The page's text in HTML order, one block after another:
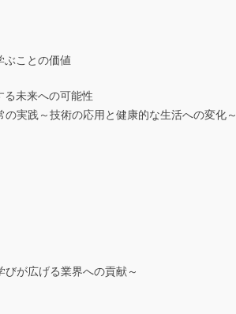
ぶことの価値
る未来への可能性
実践～技術の応用と健康的な生活への変化～
が広げる業界への貢献～